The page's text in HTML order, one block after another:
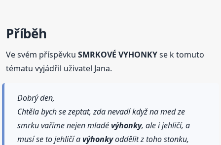
Příběh
Ve svém příspěvkuSMRKOVÉ VYHONKYse k tomuto
tématu vyjádřil uživatel Jana.
Dobrý den,
Chtěla bych se zeptat, zda nevadí když na med ze
smrku vaříme nejen mladévýhonky, ale i jehličí, a
musí se to jehličí avýhonkyoddělit z toho stonku,